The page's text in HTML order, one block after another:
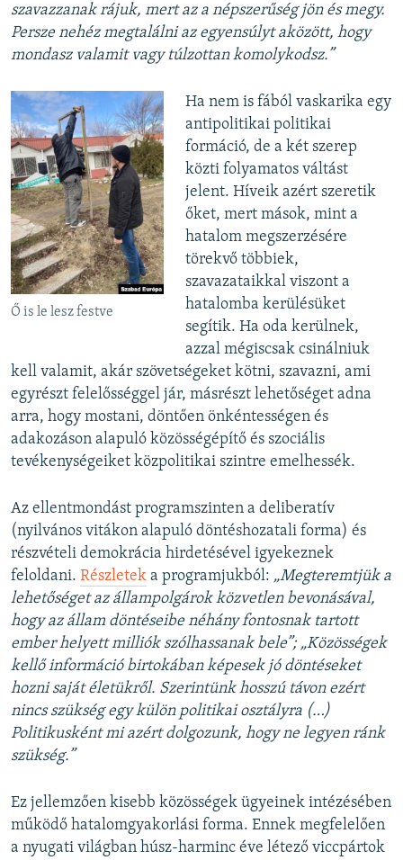
szavazzanak rájuk, mert az a népszerűség jön és megy.
Persze nehéz megtalálni az egyensúlyt aközött, hogy
mondasz valamit vagy túlzottan komolykodsz.”
Ő is le lesz festve
Ha nem is fából vaskarika egy
antipolitikai politikai
formáció, de a két szerep
közti folyamatos váltást
jelent. Híveik azért szeretik
őket, mert mások, mint a
hatalom megszerzésére
törekvő többiek,
szavazataikkal viszont a
hatalomba kerülésüket
segítik. Ha oda kerülnek,
azzal mégiscsak csinálniuk
kell valamit, akár szövetségeket kötni, szavazni, ami
egyrészt felelősséggel jár, másrészt lehetőséget adna
arra, hogy mostani, döntően önkéntességen és
adakozáson alapuló közösségépítő és szociális
tevékenységeiket közpolitikai szintre emelhessék.
Az ellentmondást programszinten a deliberatív
(nyilvános vitákon alapuló döntéshozatali forma) és
részvételi demokrácia hirdetésével igyekeznek
feloldani. Részletek a programjukból: „Megteremtjük a
lehetőséget az állampolgárok közvetlen bevonásával,
hogy az állam döntéseibe néhány fontosnak tartott
ember helyett milliók szólhassanak bele”; „Közösségek
kellő információ birtokában képesek jó döntéseket
hozni saját életükről. Szerintünk hosszú távon ezért
nincs szükség egy külön politikai osztályra (…)
Politikusként mi azért dolgozunk, hogy ne legyen ránk
szükség.”
Ez jellemzően kisebb közösségek ügyeinek intézésében
működő hatalomgyakorlási forma. Ennek megfelelően
a nyugati világban húsz-harminc éve létező viccpártok